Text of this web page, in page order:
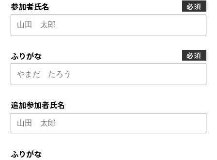
参加者氏名 必須
ふりがな 必須
追加参加者氏名
ふりがな